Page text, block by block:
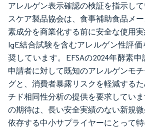
アレルゲン表示確認の検証を指示し
スケア製品協会は、食事補助食品メ
素成分を商業化する前に安全な使用
IgE結合試験を含むアレルゲン性評
奨しています。EFSAの2024年酵素申
申請者に対して既知のアレルゲンモ
グと、消費者暴露リスクを軽減する
チド相同性分析の提供を要求してい
の期待は、長い安全実績のない新規
依存する中小サプライヤーにとって